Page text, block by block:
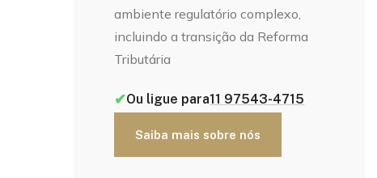
ambiente regulatório complexo,
incluindo a transição da Reforma
Tributária
✔Ou ligue para11 97543-4715
Saiba mais sobre nós